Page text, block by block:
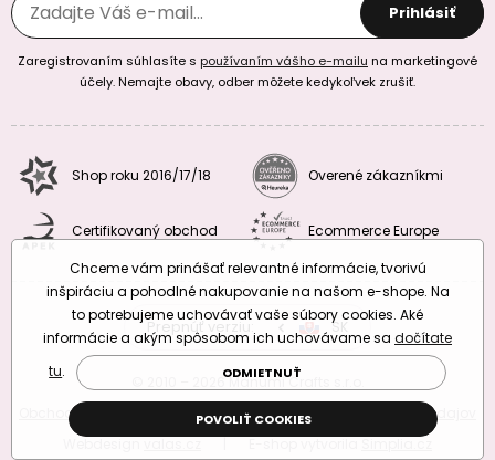
Prihlásiť
Zaregistrovaním súhlasíte s používaním vášho e-mailu na marketingové
účely. Nemajte obavy, odber môžete kedykoľvek zrušiť.
Shop roku 2016/17/18 Overené zákazníkmi
Certifikovaný obchod Ecommerce Europe
Prepnúť verziu: CZSK
© 2010 – 2026 Manumi Crafts s.r.o.
Obchodné podmienky
Podmienky ochrany osobných údajov
Chceme vám prinášať relevantné informácie, tvorivú
inšpiráciu a pohodlné nakupovanie na našom e-shope. Na
to potrebujeme uchovávať vaše súbory cookies. Aké
informácie a akým spôsobom ich uchovávame sa dočítate
tu. ODMIETNUŤ
POVOLIŤ COOKIES